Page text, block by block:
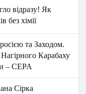
відразу! Як
без хімії
та Заходом.
Карабаху
– CEPA
Сірка